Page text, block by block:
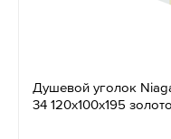
Душевой уголок
34 120x100x195